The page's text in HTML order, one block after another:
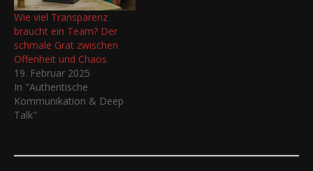
Wie viel Transparenz
braucht ein Team? Der
schmale Grat zwischen
Offenheit und Chaos
19. Februar 2025
In "Authentische
Kommunikation & Deep
Talk"